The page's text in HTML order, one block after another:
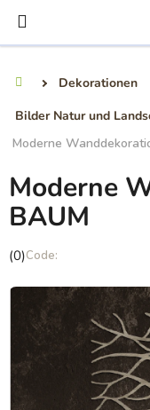
Inhalt
springen
Dekorationen
Bilder Natur und
Moderne
Moderne
BAUM
Die
Produktbewertung
Sternen.
(0)